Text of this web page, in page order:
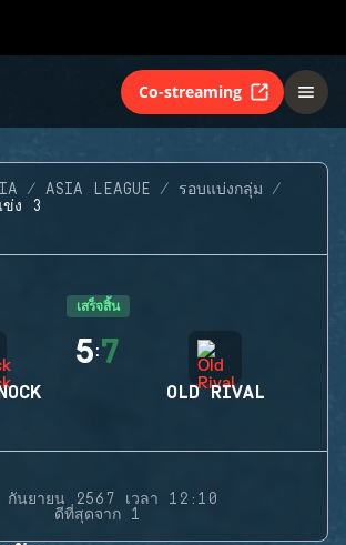
Co-streaming
ASIA LEAGUE
รอบแบ่งกลุ่ม
ง 3
เสร็จสิ้น
5:7
OLD RIVAL
กันยายน 2567 เวลา 12:10
ดีที่สุดจาก 1